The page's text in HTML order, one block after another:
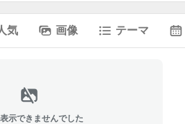
気 画像 テーマ
示できませんでした